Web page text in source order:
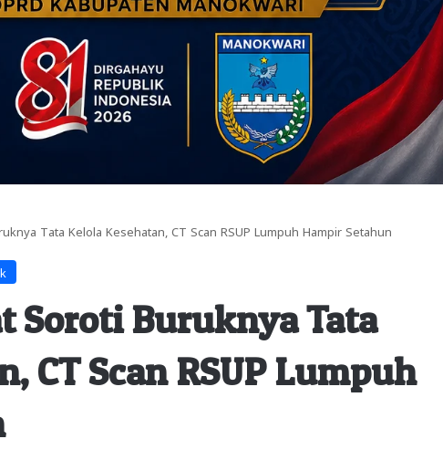
Tata Kelola Kesehatan, CT Scan RSUP Lumpuh Hampir Setahun
Soroti Buruknya Tata
CT Scan RSUP Lumpuh